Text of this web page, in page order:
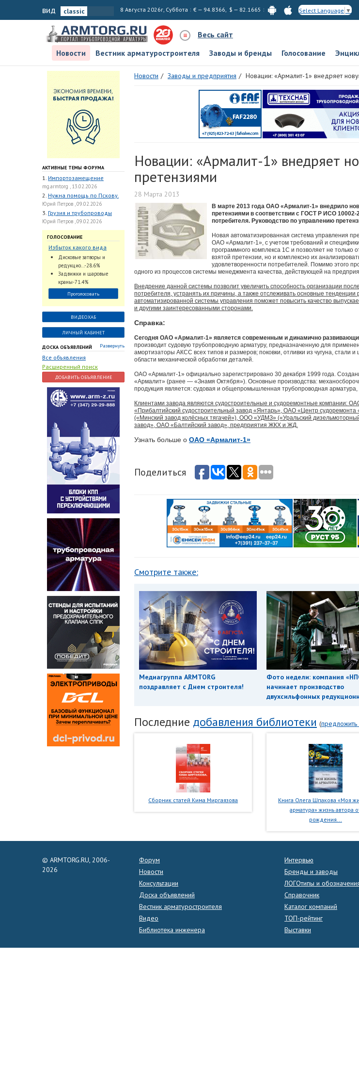
вид 8 Августа 2026г, Суббота € — 94.8366, $ — 82.1665 Select Language ▼
Весь сайт
Новости
Вестник арматуростроителя Заводы и бренды Голосование
АКТИВНЫЕ ТЕМЫ ФОРУМА
1. Импортозамещение
mg.armtorg , 13.02.2026
2. Нужна помощь по Пскову.
Юрий Петров , 09.02.2026
3. Грузия и трубопроводы
Юрий Петров , 09.02.2026
ГОЛОСОВАНИЕ
Избыток какого вида
трубопроводной
арматуры наблюдается
на Российском рынке с
2024 по 2026 годы?
Дисковые затворы и
редукцио...-28.6%
Задвижки и шаровые
краны-71.4%
Проголосовать
ВИДЕОХАБ
ЛИЧНЫЙ КАБИНЕТ
ДОСКА ОБЪЯВЛЕНИЙ Развернуть
Все объявления
Расширенный поиск
ДОБАВИТЬ ОБЪЯВЛЕНИЕ
Новости Заводы и предприятия Новации: «Армалит-1» внедряет
Новации: «Армалит-1» внедряет
претензиями
28 Марта 2013
В марте 2013 года ОАО «Армалит-1» внедрило
претензиями в соответствии с ГОСТ Р ИСО
потребителя. Руководство по управлению
Новая автоматизированная система управления
ОАО «Армалит-1», с учетом требований и
программного комплекса 1С и позволяет не только
взятой претензии, но и комплексно их
удовлетворенности потребителей. Помимо этого
одного из процессов системы менеджмента качества, действующей на
Внедрение данной системы позволит увеличить способность организации
потребителя, устранять их причины, а также отслеживать основные
автоматизированной системы управления поможет повысить качество
и другими заинтересованными сторонами.
Справка:
Сегодня ОАО «Армалит-1» является современным и динамично
производит судовую трубопроводную арматуру, предназначенную для
амортизаторы АКСС всех типов и размеров; поковки, отливки из чугуна, стали
области механической обработки деталей.
ОАО «Армалит-1» официально зарегистрировано 30 декабря 1999 года.
«Армалит» (ранее — «Знамя Октября»). Основные производства:
продукция является: судовая и общепромышленная трубопроводная
Клиентами завода являются судостроительные и судоремонтные
«Прибалтийский судостроительный завод «Янтарь», ОАО «Центр
(«Минский завод колёсных тягачей»), ООО «УДМЗ» («Уральский
завод», ОАО «Балтийский завод», предприятия ЖКХ и ЖД.
Узнать больше о ОАО «Армалит-1»
Поделиться
Смотрите также:
Медиагруппа ARMTORG
поздравляет с Днем строителя!
Фото недели: компания
начинает производство
двухсильфонных
Последние добавления библиотеки (предложить
Сборник статей Кима Миргаязова
Книга Олега Шпакова «Моя
арматура» жизнь автора
рождения...
© ARMTORG.RU, 2006-
2026
Форум
Новости
Консультации
Доска объявлений
Вестник арматуростроителя
Видео
Библиотека инженера
Интервью
Бренды и заводы
ЛОГОтипы и
Справочник
Каталог компаний
ТОП-рейтинг
Выставки